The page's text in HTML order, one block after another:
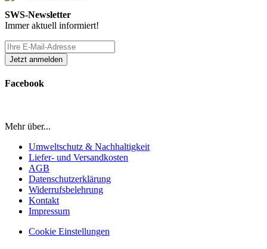
SWS-Newsletter
Immer aktuell informiert!
Facebook
Mehr über...
Umweltschutz & Nachhaltigkeit
Liefer- und Versandkosten
AGB
Datenschutzerklärung
Widerrufsbelehrung
Kontakt
Impressum
Cookie Einstellungen